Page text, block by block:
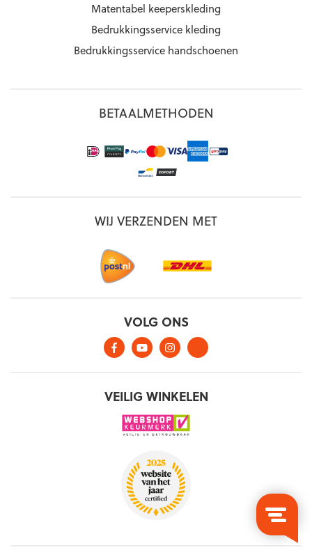
Matentabel keeperskleding
Bedrukkingsservice kleding
Bedrukkingsservice handschoenen
BETAALMETHODEN
WIJ VERZENDEN MET